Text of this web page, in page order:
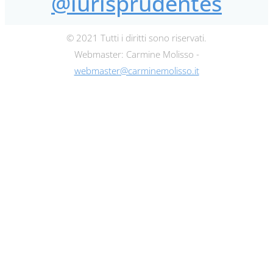
© 2021 Tutti i diritti sono riservati.
Webmaster: Carmine Molisso -
webmaster@carminemolisso.it